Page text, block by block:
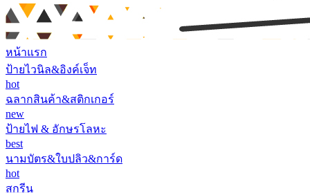
หน้าแรก
ป้ายไวนิล&อิงค์เจ็ท
hot
ฉลากสินค้า&สติกเกอร์
new
ป้ายไฟ & อักษรโลหะ
best
นามบัตร&ใบปลิว&การ์ด
hot
สกรีน